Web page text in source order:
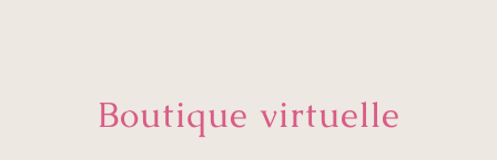
Boutique virtuelle